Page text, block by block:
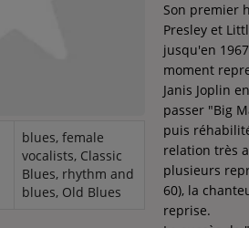
Meurice
blues, female
vocalists, Classic
Blues, rhythm and
blues, Old Blues
Son premier
Presley et
jusqu'en
moment
Janis Joplin
passer "Big
puis
relation très
plusieurs
60), la
reprise.